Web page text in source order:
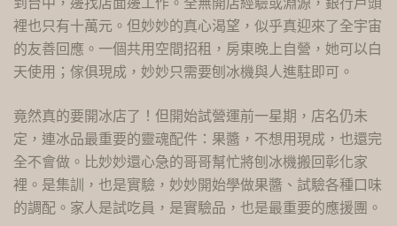
裡也只有十萬元。但妙妙的真心渴望，似乎真迎來了全宇宙
的友善回應。一個共用空間招租，房東晚上自營，她可以白
天使用；傢俱現成，妙妙只需要刨冰機與人進駐即可。
竟然真的要開冰店了！但開始試營運前一星期，店名仍未
定，連冰品最重要的靈魂配件：果醬，不想用現成，也還完
全不會做。比妙妙還心急的哥哥幫忙將刨冰機搬回彰化家
裡。是集訓，也是實驗，妙妙開始學做果醬、試驗各種口味
的調配。家人是試吃員，是實驗品，也是最重要的應援團。